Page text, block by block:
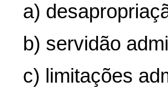
a)
b) servidão
c) limitações